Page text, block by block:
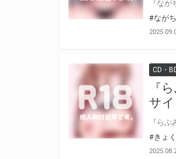
#なが
CD・
『
サ
#きょ